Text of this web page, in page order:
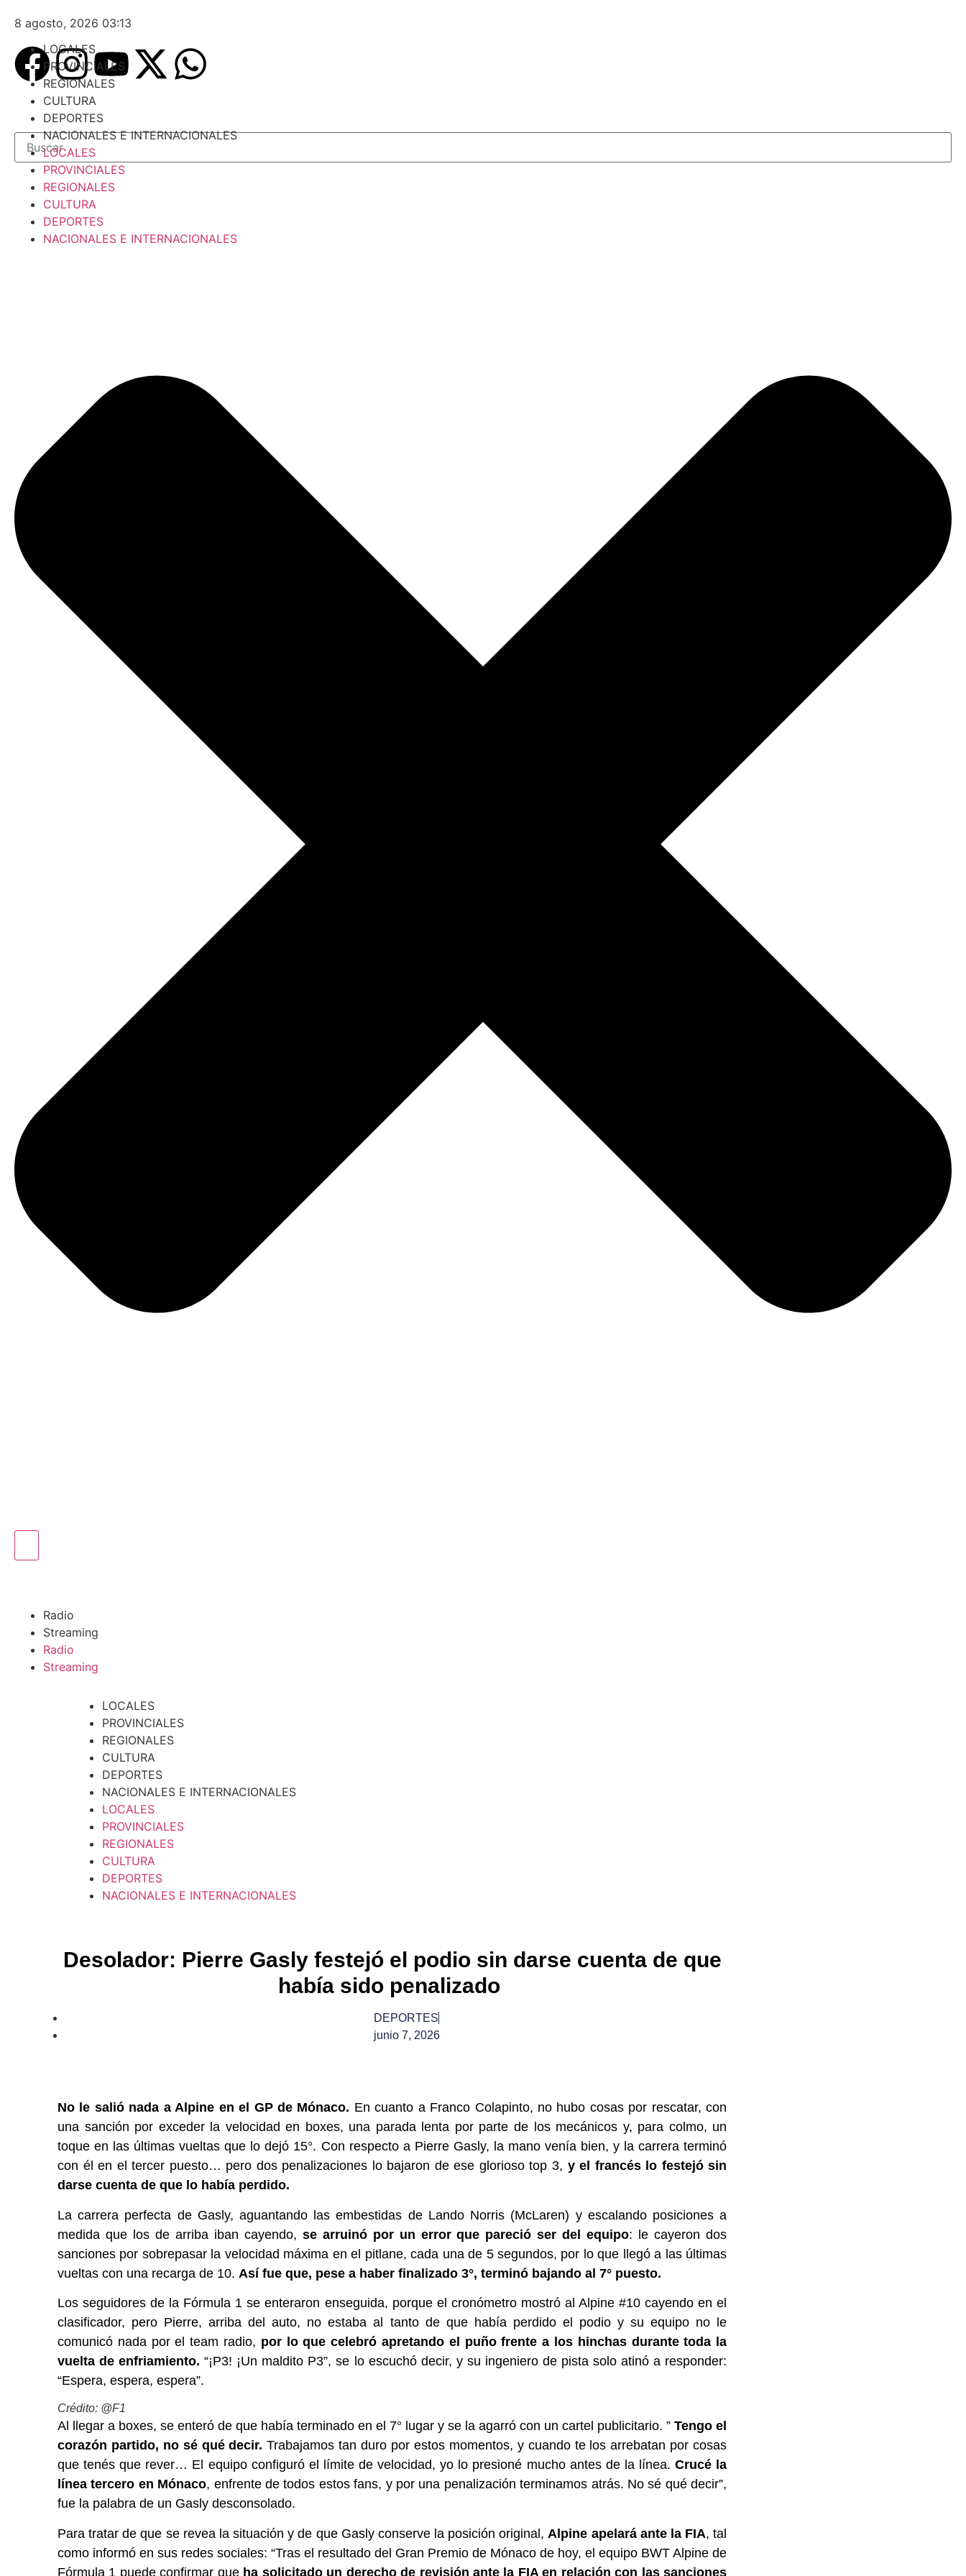
8 agosto, 2026 03:13
Radio
Streaming
Radio
Streaming
LOCALES
PROVINCIALES
REGIONALES
CULTURA
DEPORTES
NACIONALES E INTERNACIONALES
LOCALES
PROVINCIALES
REGIONALES
CULTURA
DEPORTES
NACIONALES E INTERNACIONALES
LOCALES
PROVINCIALES
REGIONALES
CULTURA
DEPORTES
NACIONALES E INTERNACIONALES
LOCALES
PROVINCIALES
REGIONALES
CULTURA
DEPORTES
NACIONALES E INTERNACIONALES
​Desolador: Pierre Gasly festejó el podio sin darse cuenta de que
había sido penalizado
DEPORTES
junio 7, 2026
No le salió nada a Alpine en el GP de Mónaco. En cuanto a Franco Colapinto, no hubo cosas por rescatar, con
una sanción por exceder la velocidad en boxes, una parada lenta por parte de los mecánicos y, para colmo, un
toque en las últimas vueltas que lo dejó 15°. Con respecto a Pierre Gasly, la mano venía bien, y la carrera terminó
con él en el tercer puesto… pero dos penalizaciones lo bajaron de ese glorioso top 3, y el francés lo festejó sin
darse cuenta de que lo había perdido.
La carrera perfecta de Gasly, aguantando las embestidas de Lando Norris (McLaren) y escalando posiciones a
medida que los de arriba iban cayendo, se arruinó por un error que pareció ser del equipo: le cayeron dos
sanciones por sobrepasar la velocidad máxima en el pitlane, cada una de 5 segundos, por lo que llegó a las últimas
vueltas con una recarga de 10. Así fue que, pese a haber finalizado 3°, terminó bajando al 7° puesto.
Los seguidores de la Fórmula 1 se enteraron enseguida, porque el cronómetro mostró al Alpine #10 cayendo en el
clasificador, pero Pierre, arriba del auto, no estaba al tanto de que había perdido el podio y su equipo no le
comunicó nada por el team radio, por lo que celebró apretando el puño frente a los hinchas durante toda la
vuelta de enfriamiento.“¡P3! ¡Un maldito P3”, se lo escuchó decir, y su ingeniero de pista solo atinó a responder:
“Espera, espera, espera”.
Crédito: @F1
Al llegar a boxes, se enteró de que había terminado en el 7° lugar y se la agarró con un cartel publicitario. ”Tengo el
corazón partido, no sé qué decir. Trabajamos tan duro por estos momentos, y cuando te los arrebatan por cosas
que tenés que rever… El equipo configuró el límite de velocidad, yo lo presioné mucho antes de la línea.Crucé la
línea tercero en Mónaco, enfrente de todos estos fans, y por una penalización terminamos atrás. No sé qué decir”,
fue la palabra de un Gasly desconsolado.
Para tratar de que se revea la situación y de que Gasly conserve la posición original, Alpine apelará ante la FIA, tal
como informó en sus redes sociales: “Tras el resultado del Gran Premio de Mónaco de hoy, el equipo BWT Alpine de
Fórmula 1 puede confirmar que ha solicitado un derecho de revisión ante la FIA en relación con las sanciones